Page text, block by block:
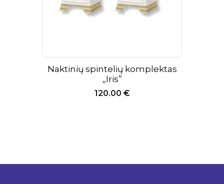
Naktinių spintelių komplektas
„Iris”
120.00 €